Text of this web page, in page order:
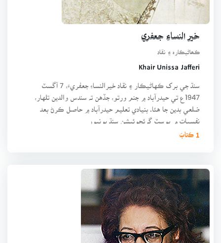
خير النساءِ جعفري
ڪھاڻيڪارہ ۽ نقاد
Khair Unissa Jafferi
سنڌ جي برک ڪهاڻيڪار ۽ نقاد خيرالنساءِ جعفريءَ، 7 آگسٽ
1947ع تي حيدرآباد ۾ جنم ورتو، جڏهن تہ سندس والدين تلهار،
ضلعي بدين جا هئا. بنيادي تعليم حيدرآباد ۾ حاصل ڪرڻ بعد
نفسيات ۾ پوسٽ گرئجوئيشن سنڌ يونيور
1 ڪتابَ